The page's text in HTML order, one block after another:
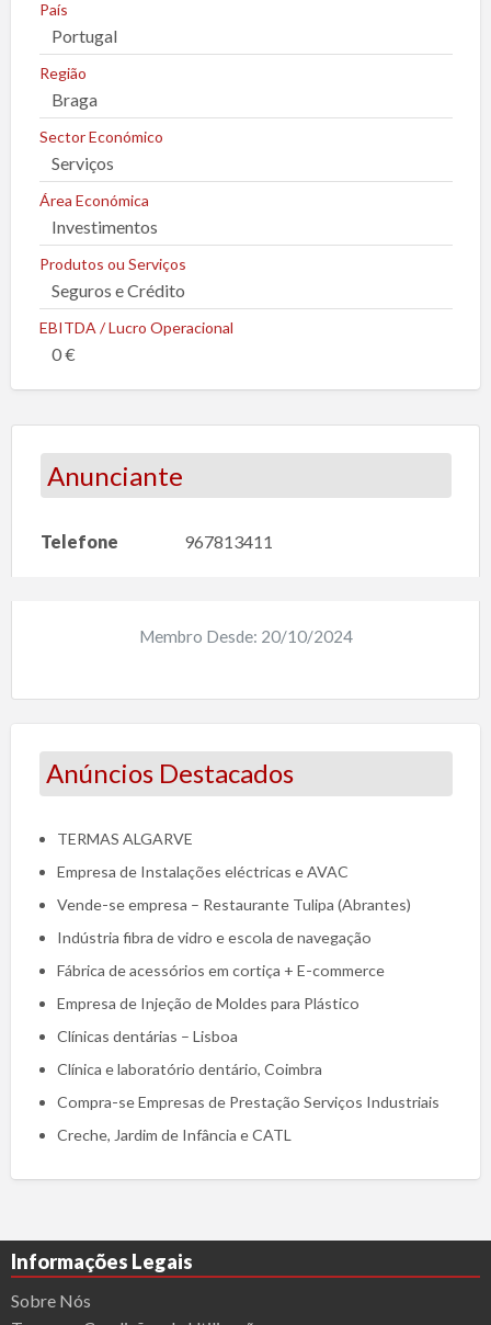
r
u
m
p
r
o
b
l
e
m
a
País
Portugal
Região
Braga
Sector Económico
Serviços
Área Económica
Investimentos
Produtos ou Serviços
Seguros e Crédito
EBITDA / Lucro Operacional
0 €
Anunciante
Telefone 967813411
Membro Desde: 20/10/2024
Anúncios Destacados
TERMAS ALGARVE
Empresa de Instalações eléctricas e AVAC
Vende-se empresa – Restaurante Tulipa (Abrantes)
Indústria fibra de vidro e escola de navegação
Fábrica de acessórios em cortiça + E-commerce
Empresa de Injeção de Moldes para Plástico
Clínicas dentárias – Lisboa
Clínica e laboratório dentário, Coimbra
Compra-se Empresas de Prestação Serviços Industriais
Creche, Jardim de Infância e CATL
Informações Legais
Sobre Nós